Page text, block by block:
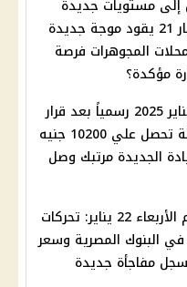
مستويات جديدة
بعد قرار ترامب! عيار 21 يقود موجة جديدة
المجوهرات فرصة
مؤكدة؟
بدء قبض مرتبات يناير 2025 رسمياً بعد قرار
الحكومة هذه الفئة تحصل علي 10200 جنيه
الجديدة مرتبك وصل
أسعار الدولار اليوم الأربعاء 22 يناير: تحركات
البنوك المصرية وسعر
مفاجأة جديدة